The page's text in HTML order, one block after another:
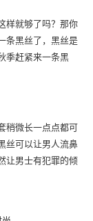
样就够了吗？那你
条黑丝了，黑丝是
季赶紧来一条黑
稍微长一点点都可
丝可以让男人流鼻
让男士有犯罪的倾